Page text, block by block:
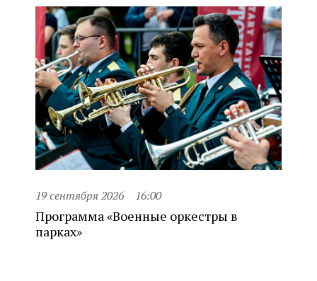
19 сентября 2026 16:00
Программа «Военные оркестры в
парках»